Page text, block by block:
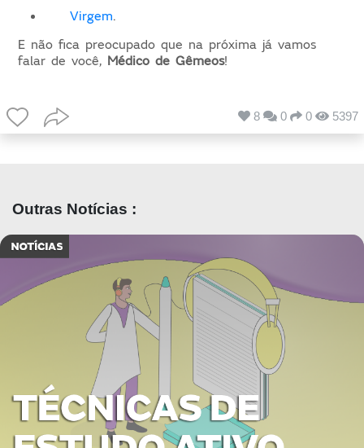
Virgem.
E não fica preocupado que na próxima já vamos
falar de você, Médico de Gêmeos!
8 0 0 5397
Outras Notícias :